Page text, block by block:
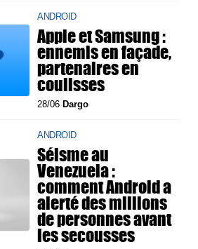
ANDROID
Apple et Samsung :
ennemis en façade,
partenaires en
coulisses
28/06 Dargo
ANDROID
Séisme au
Venezuela :
comment Android a
alerté des millions
de personnes avant
les secousses